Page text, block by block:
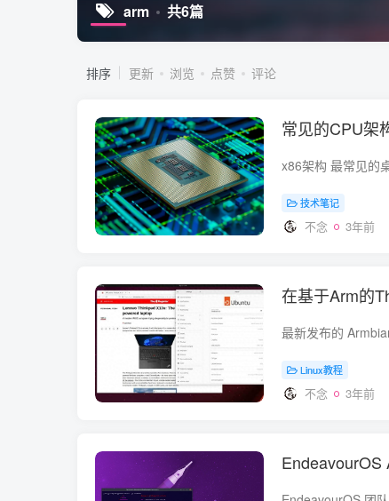
arm 共6篇
排序 更新 浏览 点赞 评论
常见的CPU架
技术笔记
不念 3年前
在基于Arm的
Linux教程
不念 3年前